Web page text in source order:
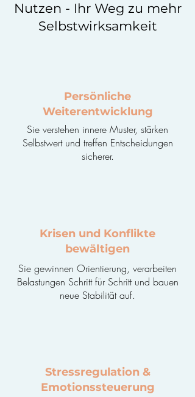
Nutzen - Ihr Weg zu mehr
Selbstwirksamkeit
Persönliche
Weiterentwicklung
Sie verstehen innere Muster, stärken
Selbstwert und treffen Entscheidungen
sicherer.
Krisen und Konflikte
bewältigen
Sie gewinnen Orientierung, verarbeiten
Belastungen Schritt für Schritt und bauen
neue Stabilität auf.
Stressregulation &
Emotionssteuerung